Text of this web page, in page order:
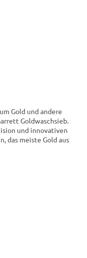
Gold und andere
Goldwaschsieb.
und innovativen
das meiste Gold aus